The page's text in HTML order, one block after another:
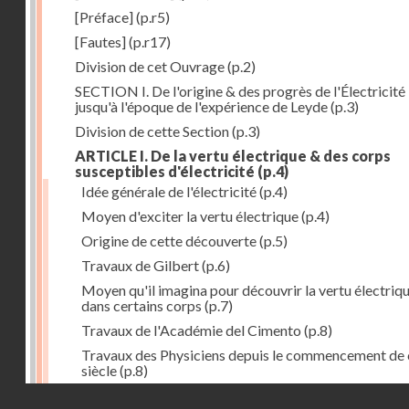
[Préface](p.r5)
[Fautes](p.r17)
Division de cet Ouvrage(p.2)
SECTION I. De l'origine & des progrès de l'Électricité
jusqu'à l'époque de l'expérience de Leyde(p.3)
Division de cette Section(p.3)
ARTICLE I. De la vertu électrique & des corps
susceptibles d'électricité (p.4)
Idée générale de l'électricité(p.4)
Moyen d'exciter la vertu électrique(p.4)
Origine de cette découverte(p.5)
Travaux de Gilbert(p.6)
Moyen qu'il imagina pour découvrir la vertu
dans certains corps (p.7)
Travaux de l'Académie del Cimento (p.8)
Travaux des Physiciens depuis le commencement de
siècle(p.8)